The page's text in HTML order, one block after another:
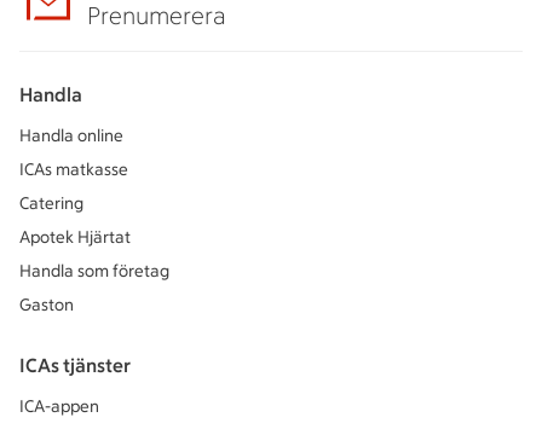
Prenumerera
Handla
Handla online
ICAs matkasse
Catering
Apotek Hjärtat
Handla som företag
Gaston
ICAs tjänster
ICA-appen